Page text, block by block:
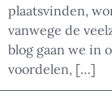
plaatsvinden,
vanwege de
blog gaan we in
voordelen, […]